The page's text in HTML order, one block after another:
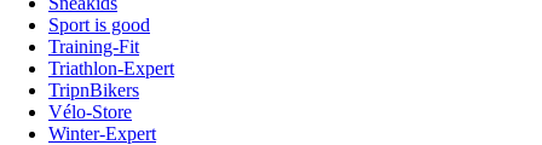
Sport is good
Training-Fit
Triathlon-Expert
TripnBikers
Vélo-Store
Winter-Expert